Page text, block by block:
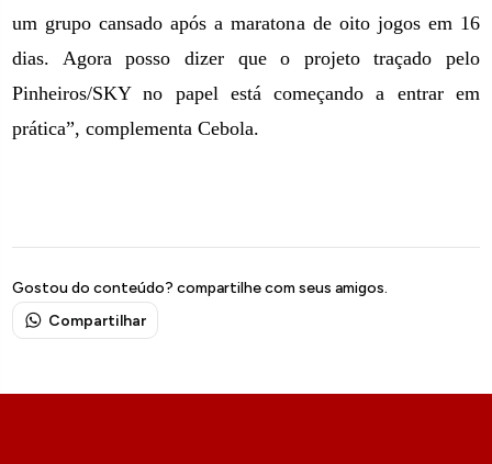
um grupo cansado após a maratona de oito jogos em 16
dias. Agora posso dizer que o projeto traçado pelo
Pinheiros/SKY no papel está começando a entrar em
prática”, complementa Cebola.
Gostou do conteúdo? compartilhe com seus amigos.
Compartilhar